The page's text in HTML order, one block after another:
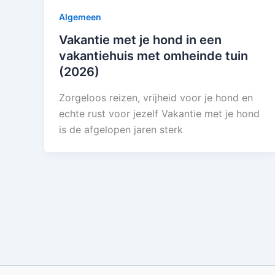
Algemeen
Vakantie met je hond in een
vakantiehuis met omheinde tuin
(2026)
Zorgeloos reizen, vrijheid voor je hond en
echte rust voor jezelf Vakantie met je hond
is de afgelopen jaren sterk